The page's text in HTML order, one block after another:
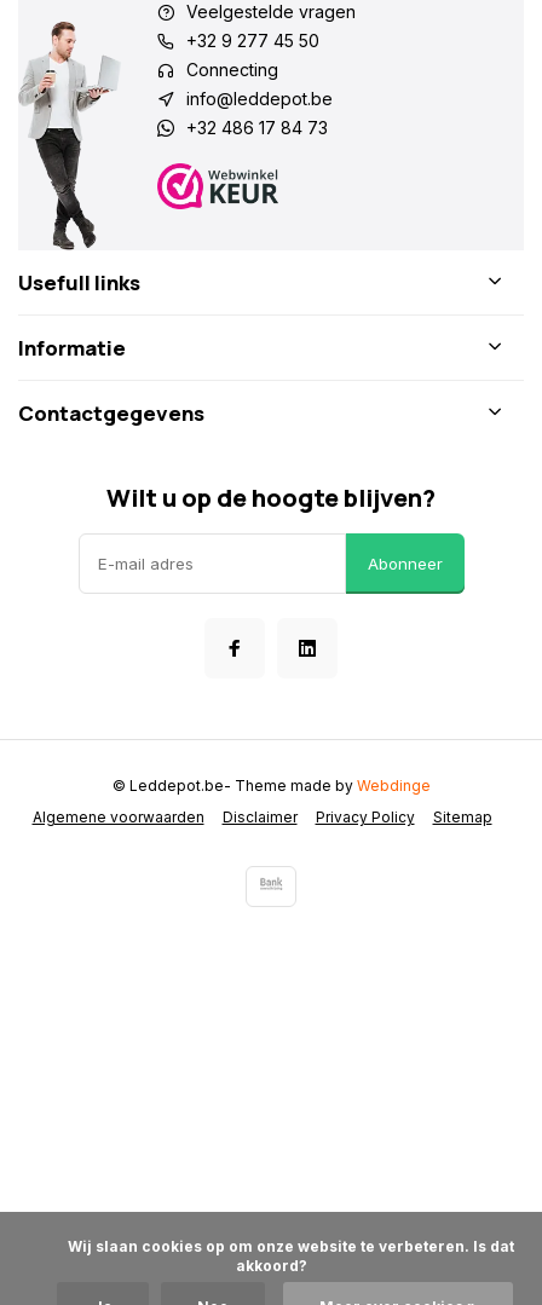
Veelgestelde vragen
+32 9 277 45 50
Connecting
info@leddepot.be
+32 486 17 84 73
Usefull links
Informatie
Contactgegevens
Wilt u op de hoogte blijven?
Abonneer
Algemene voorwaarden Disclaimer Privacy Policy Sitemap
© Leddepot.be- Theme made by Webdinge
akkoord?